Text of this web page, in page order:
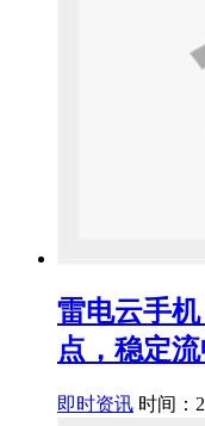
雷电云手
点，稳定
即时资讯 时间：